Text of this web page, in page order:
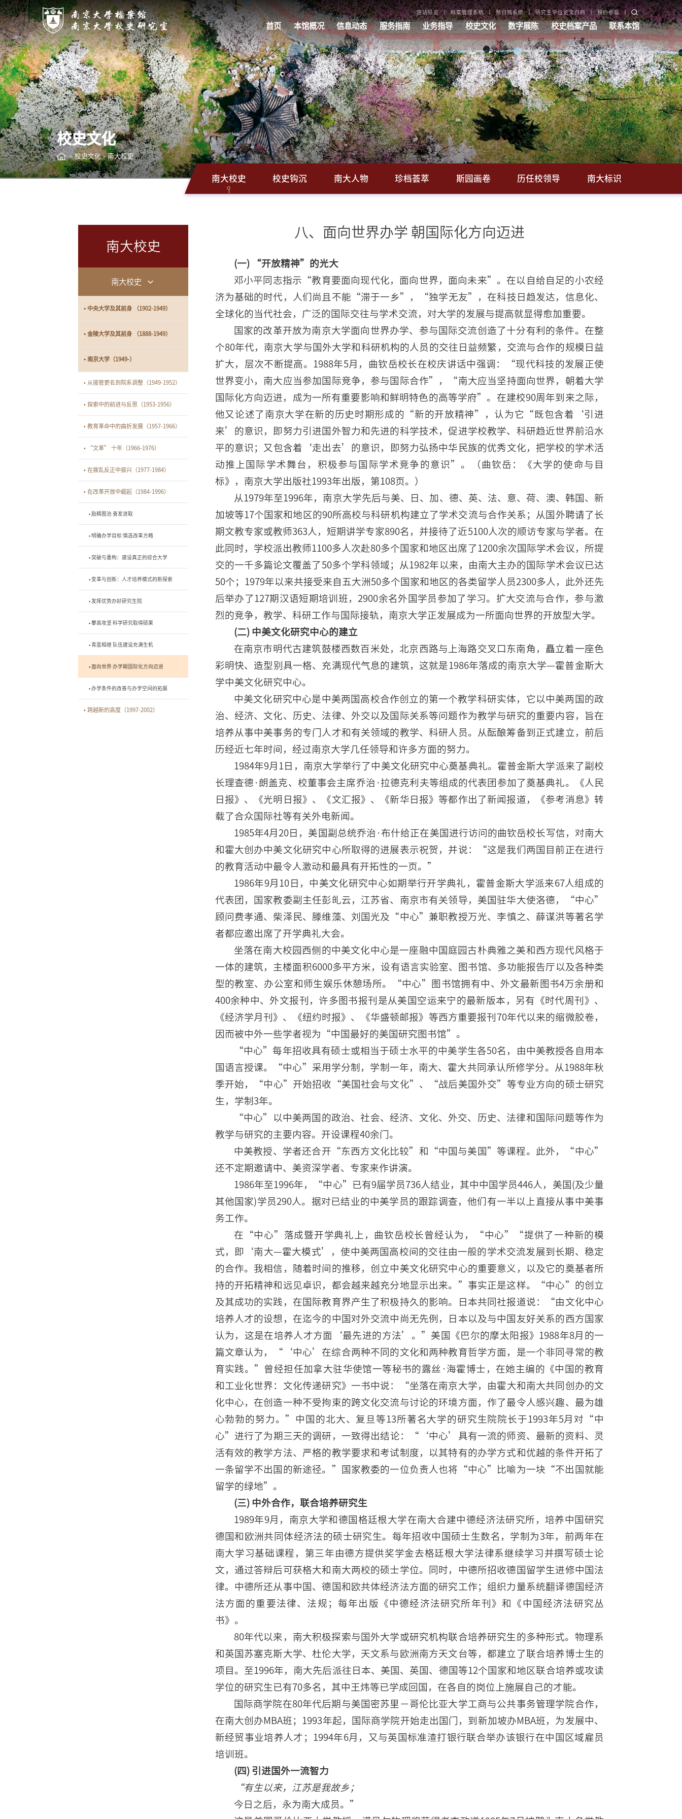
馆站导览 档案管理系统 预归档系统 研究生学位论文归档 预约参观
首页 本馆概况 信息动态 服务指南 业务指导 校史文化 数字展陈 校史档案产品 联系本馆
校史文化
> 校史文化 > 南大校史
南大校史 校史钩沉 南大人物 珍档荟萃 斯园画卷 历任校领导 南大标识
南大校史
南大校史
• 中央大学及其前身 （1902-1949）
• 金陵大学及其前身 （1888-1949）
• 南京大学（1949-）
• 从接管更名到院系调整（1949-1952）
• 探索中的前进与反思（1953-1956）
• 教育革命中的曲折发展（1957-1966）
• “文革” 十年（1966-1976）
• 在拨乱反正中振兴（1977-1984）
• 在改革开放中崛起（1984-1996）
• 励精图治 奋发进取
• 明确办学目标 慎选改革方略
• 突破与重构：建设真正的综合大学
• 变革与创新：人才培养模式的新探索
• 发挥优势办好研究生院
• 攀高攻坚 科学研究取得硕果
• 青蓝相继 队伍建设充满生机
• 面向世界 办学朝国际化方向迈进
• 办学条件的改善与办学空间的拓展
• 跨越新的高度（1997-2002）
八、面向世界办学 朝国际化方向迈进
(一) “开放精神”的光大
邓小平同志指示“教育要面向现代化，面向世界，面向未来”。在以自给自足的小农经
济为基础的时代，人们尚且不能“滞于一乡”，“独学无友”，在科技日趋发达，信息化、
全球化的当代社会，广泛的国际交往与学术交流，对大学的发展与提高就显得愈加重要。
国家的改革开放为南京大学面向世界办学、参与国际交流创造了十分有利的条件。在整
个80年代，南京大学与国外大学和科研机构的人员的交往日益频繁，交流与合作的规模日益
扩大，层次不断提高。1988年5月，曲钦岳校长在校庆讲话中强调：“现代科技的发展正使
世界变小，南大应当参加国际竞争，参与国际合作”，“南大应当坚持面向世界，朝着大学
国际化方向迈进，成为一所有重要影响和鲜明特色的高等学府”。在建校90周年到来之际，
他又论述了南京大学在新的历史时期形成的“新的开放精神”，认为它“既包含着‘引进
来’的意识，即努力引进国外智力和先进的科学技术，促进学校教学、科研趋近世界前沿水
平的意识；又包含着‘走出去’的意识，即努力弘扬中华民族的优秀文化，把学校的学术活
动推上国际学术舞台，积极参与国际学术竞争的意识”。（曲钦岳：《大学的使命与目
标》，南京大学出版社1993年出版，第108页。）
从1979年至1996年，南京大学先后与美、日、加、德、英、法、意、荷、澳、韩国、新
加坡等17个国家和地区的90所高校与科研机构建立了学术交流与合作关系；从国外聘请了长
期文教专家或教师363人，短期讲学专家890名，并接待了近5100人次的顺访专家与学者。在
此同时，学校派出教师1100多人次赴80多个国家和地区出席了1200余次国际学术会议，所提
交的一千多篇论文覆盖了50多个学科领域；从1982年以来，由南大主办的国际学术会议已达
50个；1979年以来共接受来自五大洲50多个国家和地区的各类留学人员2300多人，此外还先
后举办了127期汉语短期培训班，2900余名外国学员参加了学习。扩大交流与合作，参与激
烈的竞争，教学、科研工作与国际接轨，南京大学正发展成为一所面向世界的开放型大学。
(二) 中美文化研究中心的建立
在南京市明代古建筑鼓楼西数百米处，北京西路与上海路交叉口东南角，矗立着一座色
彩明快、造型别具一格、充满现代气息的建筑，这就是1986年落成的南京大学—霍普金斯大
学中美文化研究中心。
中美文化研究中心是中美两国高校合作创立的第一个教学科研实体，它以中美两国的政
治、经济、文化、历史、法律、外交以及国际关系等问题作为教学与研究的重要内容，旨在
培养从事中美事务的专门人才和有关领域的教学、科研人员。从酝酿筹备到正式建立，前后
历经近七年时间，经过南京大学几任领导和许多方面的努力。
1984年9月1日，南京大学举行了中美文化研究中心奠基典礼。霍普金斯大学派来了副校
长理查德·朗盖克、校董事会主席乔治·拉德克利夫等组成的代表团参加了奠基典礼。《人民
日报》、《光明日报》、《文汇报》、《新华日报》等都作出了新闻报道，《参考消息》转
载了合众国际社等有关外电新闻。
1985年4月20日，美国副总统乔治·布什给正在美国进行访问的曲钦岳校长写信，对南大
和霍大创办中美文化研究中心所取得的进展表示祝贺，并说：“这是我们两国目前正在进行
的教育活动中最令人激动和最具有开拓性的一页。”
1986年9月10日，中美文化研究中心如期举行开学典礼，霍普金斯大学派来67人组成的
代表团，国家教委副主任彭癿云，江苏省、南京市有关领导，美国驻华大使洛德，“中心”
顾问费孝通、柴泽民、滕维藻、刘国光及“中心”兼职教授万光、李慎之、薛谋洪等著名学
者都应邀出席了开学典礼大会。
坐落在南大校园西侧的中美文化中心是一座融中国庭园古朴典雅之美和西方现代风格于
一体的建筑，主楼面积6000多平方米，设有语言实验室、图书馆、多功能报告厅以及各种类
型的教室、办公室和师生娱乐休憩场所。“中心”图书馆拥有中、外文最新图书4万余册和
400余种中、外文报刊，许多图书报刊是从美国空运来宁的最新版本，另有《时代周刊》、
《经济学月刊》、《纽约时报》、《华盛顿邮报》等西方重要报刊70年代以来的缩微胶卷，
因而被中外一些学者视为“中国最好的美国研究图书馆”。
“中心”每年招收具有硕士或相当于硕士水平的中美学生各50名，由中美教授各自用本
国语言授课。“中心”采用学分制，学制一年，南大、霍大共同承认所修学分。从1988年秋
季开始，“中心”开始招收“美国社会与文化”、“战后美国外交”等专业方向的硕士研究
生，学制3年。
“中心”以中美两国的政治、社会、经济、文化、外交、历史、法律和国际问题等作为
教学与研究的主要内容。开设课程40余门。
中美教授、学者还合开“东西方文化比较”和“中国与美国”等课程。此外，“中心”
还不定期邀请中、美资深学者、专家来作讲演。
1986年至1996年，“中心”已有9届学员736人结业，其中中国学员446人，美国(及少量
其他国家)学员290人。据对已结业的中美学员的跟踪调查，他们有一半以上直接从事中美事
务工作。
在“中心”落成暨开学典礼上，曲钦岳校长曾经认为，“中心”“提供了一种新的模
式，即‘南大—霍大模式’，使中美两国高校间的交往由一般的学术交流发展到长期、稳定
的合作。我相信，随着时间的推移，创立中美文化研究中心的重要意义，以及它的奠基者所
持的开拓精神和远见卓识，都会越来越充分地显示出来。”事实正是这样。“中心”的创立
及其成功的实践，在国际教育界产生了积极持久的影响。日本共同社报道说：“由文化中心
培养人才的设想，在迄今的中国对外交流中尚无先例，日本以及与中国友好关系的西方国家
认为，这是在培养人才方面‘最先进的方法’。”美国《巴尔的摩太阳报》1988年8月的一
篇文章认为，“‘中心’在综合两种不同的文化和两种教育哲学方面，是一个非同寻常的教
育实践。”曾经担任加拿大驻华使馆一等秘书的露丝·海霍博士，在她主编的《中国的教育
和工业化世界：文化传递研究》一书中说：“坐落在南京大学，由霍大和南大共同创办的文
化中心，在创造一种不受拘束的跨文化交流与讨论的环境方面，作了最令人感兴趣、最为雄
心勃勃的努力。”中国的北大、复旦等13所著名大学的研究生院院长于1993年5月对“中
心”进行了为期三天的调研，一致得出结论：“‘中心’具有一流的师资、最新的资料、灵
活有效的教学方法、严格的教学要求和考试制度，以其特有的办学方式和优越的条件开拓了
一条留学不出国的新途径。”国家教委的一位负责人也将“中心”比喻为一块“不出国就能
留学的绿地”。
(三) 中外合作，联合培养研究生
1989年9月，南京大学和德国格廷根大学在南大合建中德经济法研究所，培养中国研究
德国和欧洲共同体经济法的硕士研究生。每年招收中国硕士生数名，学制为3年，前两年在
南大学习基础课程，第三年由德方提供奖学金去格廷根大学法律系继续学习并撰写硕士论
文，通过答辩后可获格大和南大两校的硕士学位。同时，中德所招收德国留学生进修中国法
律。中德所还从事中国、德国和欧共体经济法方面的研究工作；组织力量系统翻译德国经济
法方面的重要法律、法规；每年出版《中德经济法研究所年刊》和《中国经济法研究丛
书》。
80年代以来，南大积极探索与国外大学或研究机构联合培养研究生的多种形式。物理系
和英国苏塞克斯大学、杜伦大学，天文系与欧洲南方天文台等，都建立了联合培养博士生的
项目。至1996年，南大先后派往日本、美国、英国、德国等12个国家和地区联合培养或攻读
学位的研究生已有70多名，其中王炜等已学成回国，在各自的岗位上施展自己的才能。
国际商学院在80年代后期与美国密苏里－哥伦比亚大学工商与公共事务管理学院合作，
在南大创办MBA班；1993年起，国际商学院开始走出国门，到新加坡办MBA班，为发展中、
新经贸事业培养人才；1994年6月，又与英国标准渣打银行联合举办该银行在中国区域雇员
培训班。
(四) 引进国外一流智力
“有生以来，江苏是我故乡；
今日之后，永为南大成员。”